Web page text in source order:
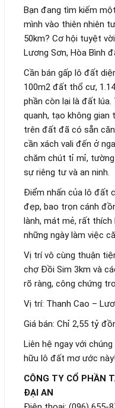
Bạn đang tìm kiếm
mình vào thiên nhiên
50km? Cơ hội tuyệt
Lương Sơn, Hòa Bình
Cần bán gấp lô đất
100m2 đất thổ cư,
phần còn lại là đất
quanh, tạo không
trên đất đã có sẵn
cần xách vali đến ở
chăm chút tỉ mỉ,
sự riêng tư và an ninh.
Điểm nhấn của lô đất
đẹp, bao trọn cánh
lành, mát mẻ, rất
những ngày làm việc
Vị trí vô cùng thuận
chợ Đồi Sim 3km và
rõ ràng, công chứng
Vị trí: Thanh Cao –
Giá bán: Chỉ 2,55 tỷ
Liên hệ ngay với
hữu lô đất mơ ước này!
CÔNG TY CỔ PHẦN
ĐẠI AN